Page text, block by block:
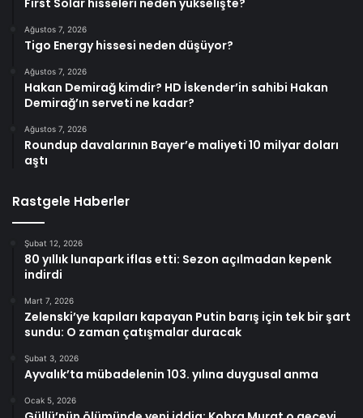
First Solar hisseleri neden yükselişte?
Ağustos 7, 2026
Tigo Energy hissesi neden düşüyor?
Ağustos 7, 2026
Hakan Demirağ kimdir? HD İskender’in sahibi Hakan
Demirağ’ın serveti ne kadar?
Ağustos 7, 2026
Roundup davalarının Bayer’e maliyeti 10 milyar doları
aştı
Rastgele Haberler
Şubat 12, 2026
80 yıllık lunapark iflas etti: Sezon açılmadan kepenk
indirdi
Mart 7, 2026
Zelenski’ye kapıları kapayan Putin barış için tek bir şart
sundu: O zaman çatışmalar duracak
Şubat 3, 2026
Ayvalık’ta mübadelenin 103. yılına duygusal anma
Ocak 5, 2026